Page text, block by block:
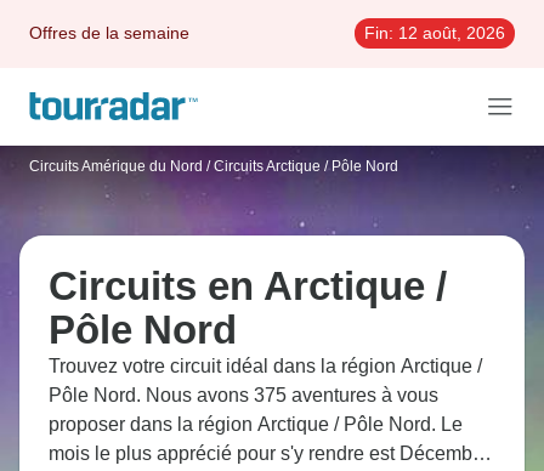
Offres de la semaine Fin: 12 août, 2026
Circuits Amérique du Nord / Circuits Arctique / Pôle Nord
Circuits en Arctique /
Pôle Nord
Trouvez votre circuit idéal dans la région Arctique /
Pôle Nord. Nous avons 375 aventures à vous
proposer dans la région Arctique / Pôle Nord. Le
mois le plus apprécié pour s'y rendre est Décembre,